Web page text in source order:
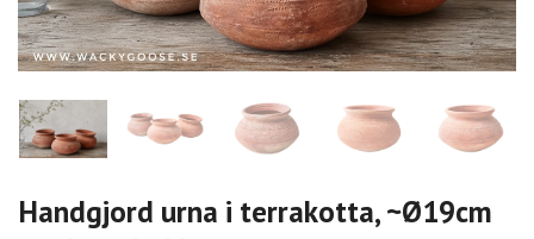
Handgjord urna i terrakotta, ~Ø19cm